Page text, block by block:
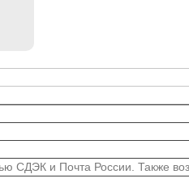
и Почта России. Также